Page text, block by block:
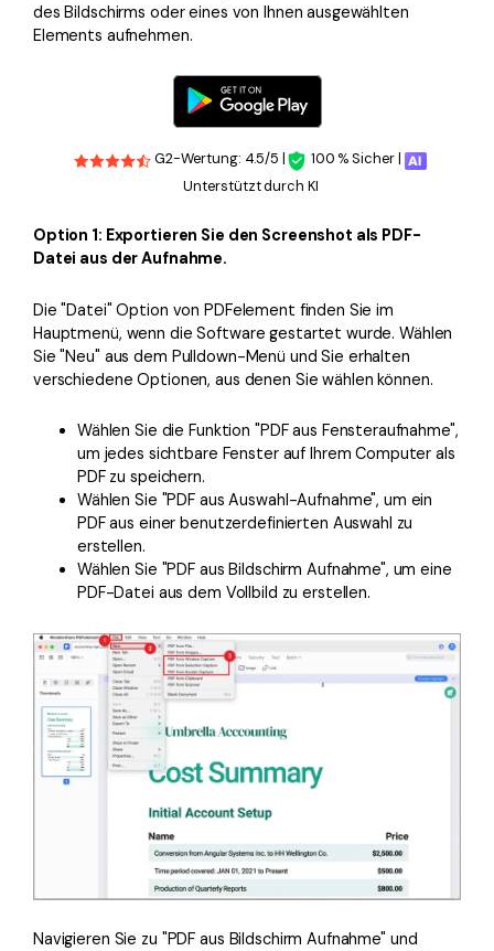
des Bildschirms oder eines von Ihnen ausgewählten
Elements aufnehmen.
G2-Wertung: 4.5/5 |
100 % Sicher |
Unterstützt durch KI
Option 1: Exportieren Sie den Screenshot als PDF-
Datei aus der Aufnahme.
Die "Datei" Option von PDFelement finden Sie im
Hauptmenü, wenn die Software gestartet wurde. Wählen
Sie "Neu" aus dem Pulldown-Menü und Sie erhalten
verschiedene Optionen, aus denen Sie wählen können.
Wählen Sie die Funktion "PDF aus Fensteraufnahme",
um jedes sichtbare Fenster auf Ihrem Computer als
PDF zu speichern.
Wählen Sie "PDF aus Auswahl-Aufnahme", um ein
PDF aus einer benutzerdefinierten Auswahl zu
erstellen.
Wählen Sie "PDF aus Bildschirm Aufnahme", um eine
PDF-Datei aus dem Vollbild zu erstellen.
Navigieren Sie zu "PDF aus Bildschirm Aufnahme" und